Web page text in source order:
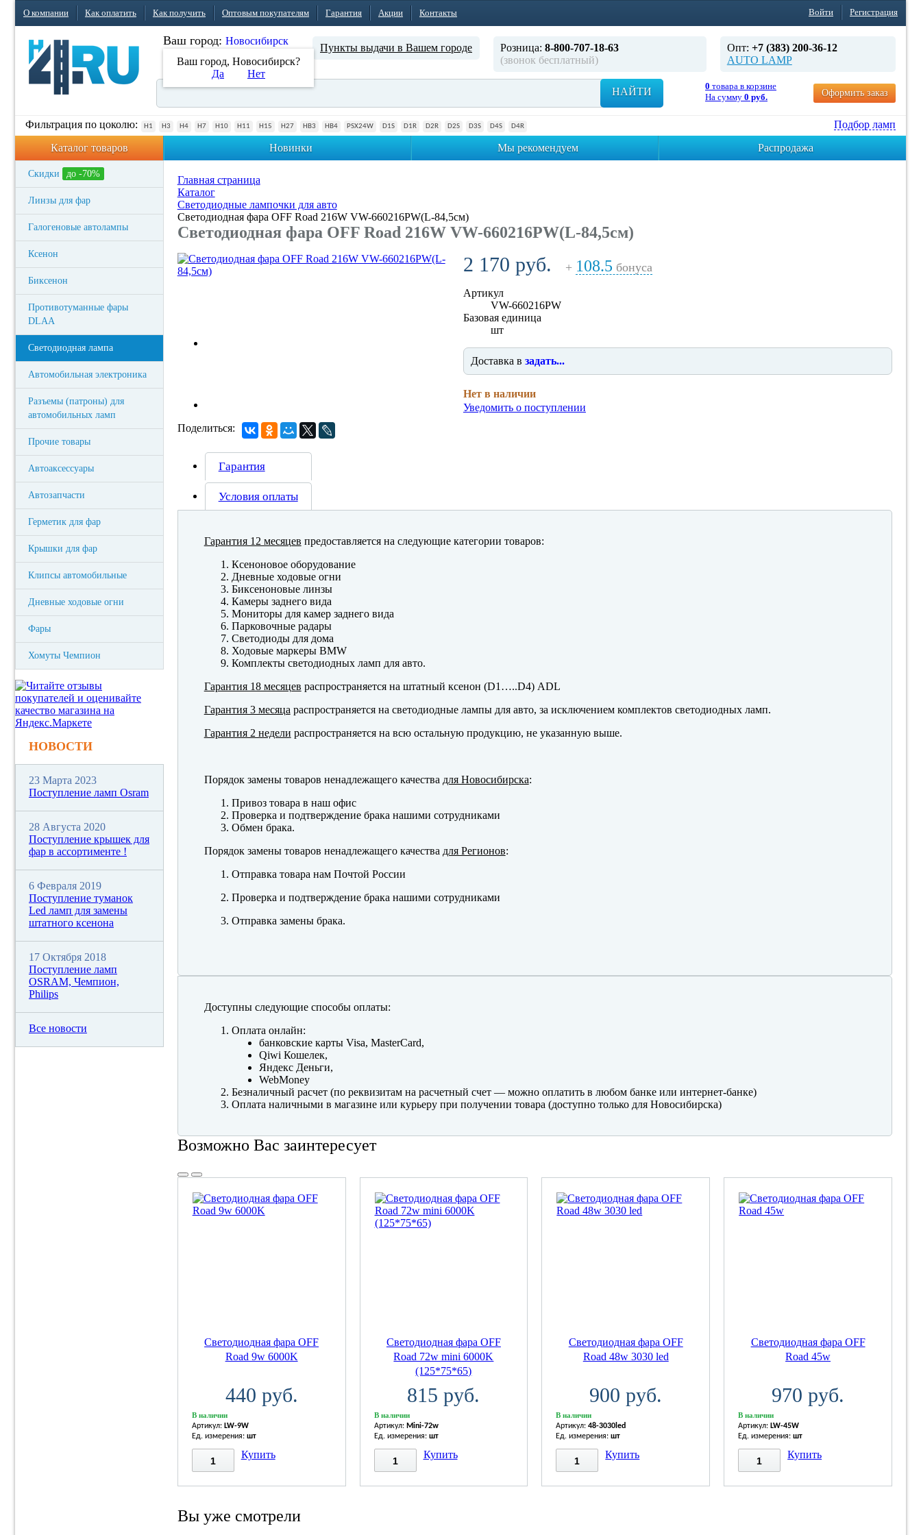
О компании Как оплатить Как получить Оптовым покупателям Гарантия Акции Контакты Войти Регистрация
Ваш город: Новосибирск
Ваш город, Новосибирск?
Да
Нет
Пункты выдачи в Вашем городе Розница: 8-800-707-18-63
(звонок бесплатный)
Опт: +7 (383) 200-36-12
AUTO LAMP
НАЙТИ 0 товара в корзине
На сумму 0 руб. Оформить заказ
Фильтрация по цоколю: H1 H3 H4 H7 H10 H11 H15 H27 HB3 HB4 PSX24W D1S D1R D2R D2S D3S D4S D4R
Подбор ламп
Каталог товаров
Новинки Мы рекомендуем Распродажа
Скидки до -70%
Линзы для фар
Галогеновые автолампы
Ксенон
Биксенон
Противотуманные фары
DLAA
Светодиодная лампа
Автомобильная электроника
Разъемы (патроны) для
автомобильных ламп
Прочие товары
Автоаксессуары
Автозапчасти
Герметик для фар
Крышки для фар
Клипсы автомобильные
Дневные ходовые огни
Фары
Хомуты Чемпион
Главная страница
Каталог
Светодиодные лампочки для авто
Светодиодная фара OFF Road 216W VW-660216PW(L-84,5см)
Светодиодная фара OFF Road 216W VW-660216PW(L-84,5см)
2 170 руб. + 108.5 бонуса
Артикул
VW-660216PW
Базовая единица
шт
Доставка в задать...
Нет в наличии
Уведомить о поступлении
Поделиться:
Гарантия
Условия оплаты
Гарантия 12 месяцев предоставляется на следующие категории товаров:
Ксеноновое оборудование
Дневные ходовые огни
Биксеноновые линзы
Камеры заднего вида
Мониторы для камер заднего вида
Парковочные радары
Светодиоды для дома
Ходовые маркеры BMW
Комплекты светодиодных ламп для авто.
Гарантия 18 месяцев распространяется на штатный ксенон (D1…..D4) ADL
Гарантия 3 месяца распространяется на светодиодные лампы для авто, за исключением комплектов светодиодных ламп.
Гарантия 2 недели распространяется на всю остальную продукцию, не указанную выше.
Порядок замены товаров ненадлежащего качества для Новосибирска:
Привоз товара в наш офис
Проверка и подтверждение брака нашими сотрудниками
Обмен брака.
Порядок замены товаров ненадлежащего качества для Регионов:
Отправка товара нам Почтой России
Проверка и подтверждение брака нашими сотрудниками
Отправка замены брака.
Доступны следующие способы оплаты:
Оплата онлайн:
банковские карты Visa, MasterCard,
Qiwi Кошелек,
Яндекс Деньги,
WebMoney
Безналичный расчет (по реквизитам на расчетный счет — можно оплатить в любом банке или интернет-банке)
Оплата наличными в магазине или курьеру при получении товара (доступно только для Новосибирска)
Возможно Вас заинтересует
Светодиодная фара OFF
Road 9w 6000K
440 руб.
В наличии
Артикул: LW-9W
Ед. измерения: шт
Купить
Светодиодная фара OFF
Road 72w mini 6000K
(125*75*65)
815 руб.
В наличии
Артикул: Mini-72w
Ед. измерения: шт
Купить
Светодиодная фара OFF
Road 48w 3030 led
900 руб.
В наличии
Артикул:48-3030led
Ед. измерения:шт
Купить
Светодиодная фара OFF
Road 45w
970 руб.
В наличии
Артикул: LW-45W
Ед. измерения:шт
Купить
Вы уже смотрели
НОВОСТИ
23 Марта 2023
Поступление ламп Osram
28 Августа 2020
Поступление крышек для
фар в ассортименте !
6 Февраля 2019
Поступление туманок
Led ламп для замены
штатного ксенона
17 Октября 2018
Поступление ламп
OSRAM, Чемпион,
Philips
Все новости